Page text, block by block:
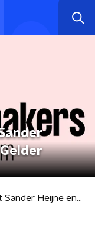
Het Mediaforum met Sander Heijne en Henrike van Gelder